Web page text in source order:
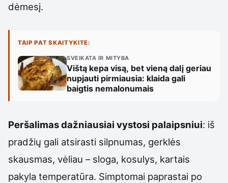
dėmesį.
TAIP PAT SKAITYKITE:
SVEIKATA IR MITYBA
Vištą kepa visą, bet vieną dalį geriau
nupjauti pirmiausia: klaida gali
baigtis nemalonumais
Peršalimas dažniausiai vystosi palaipsniui: iš
pradžių gali atsirasti silpnumas, gerklės
skausmas, vėliau – sloga, kosulys, kartais
pakyla temperatūra. Simptomai paprastai po